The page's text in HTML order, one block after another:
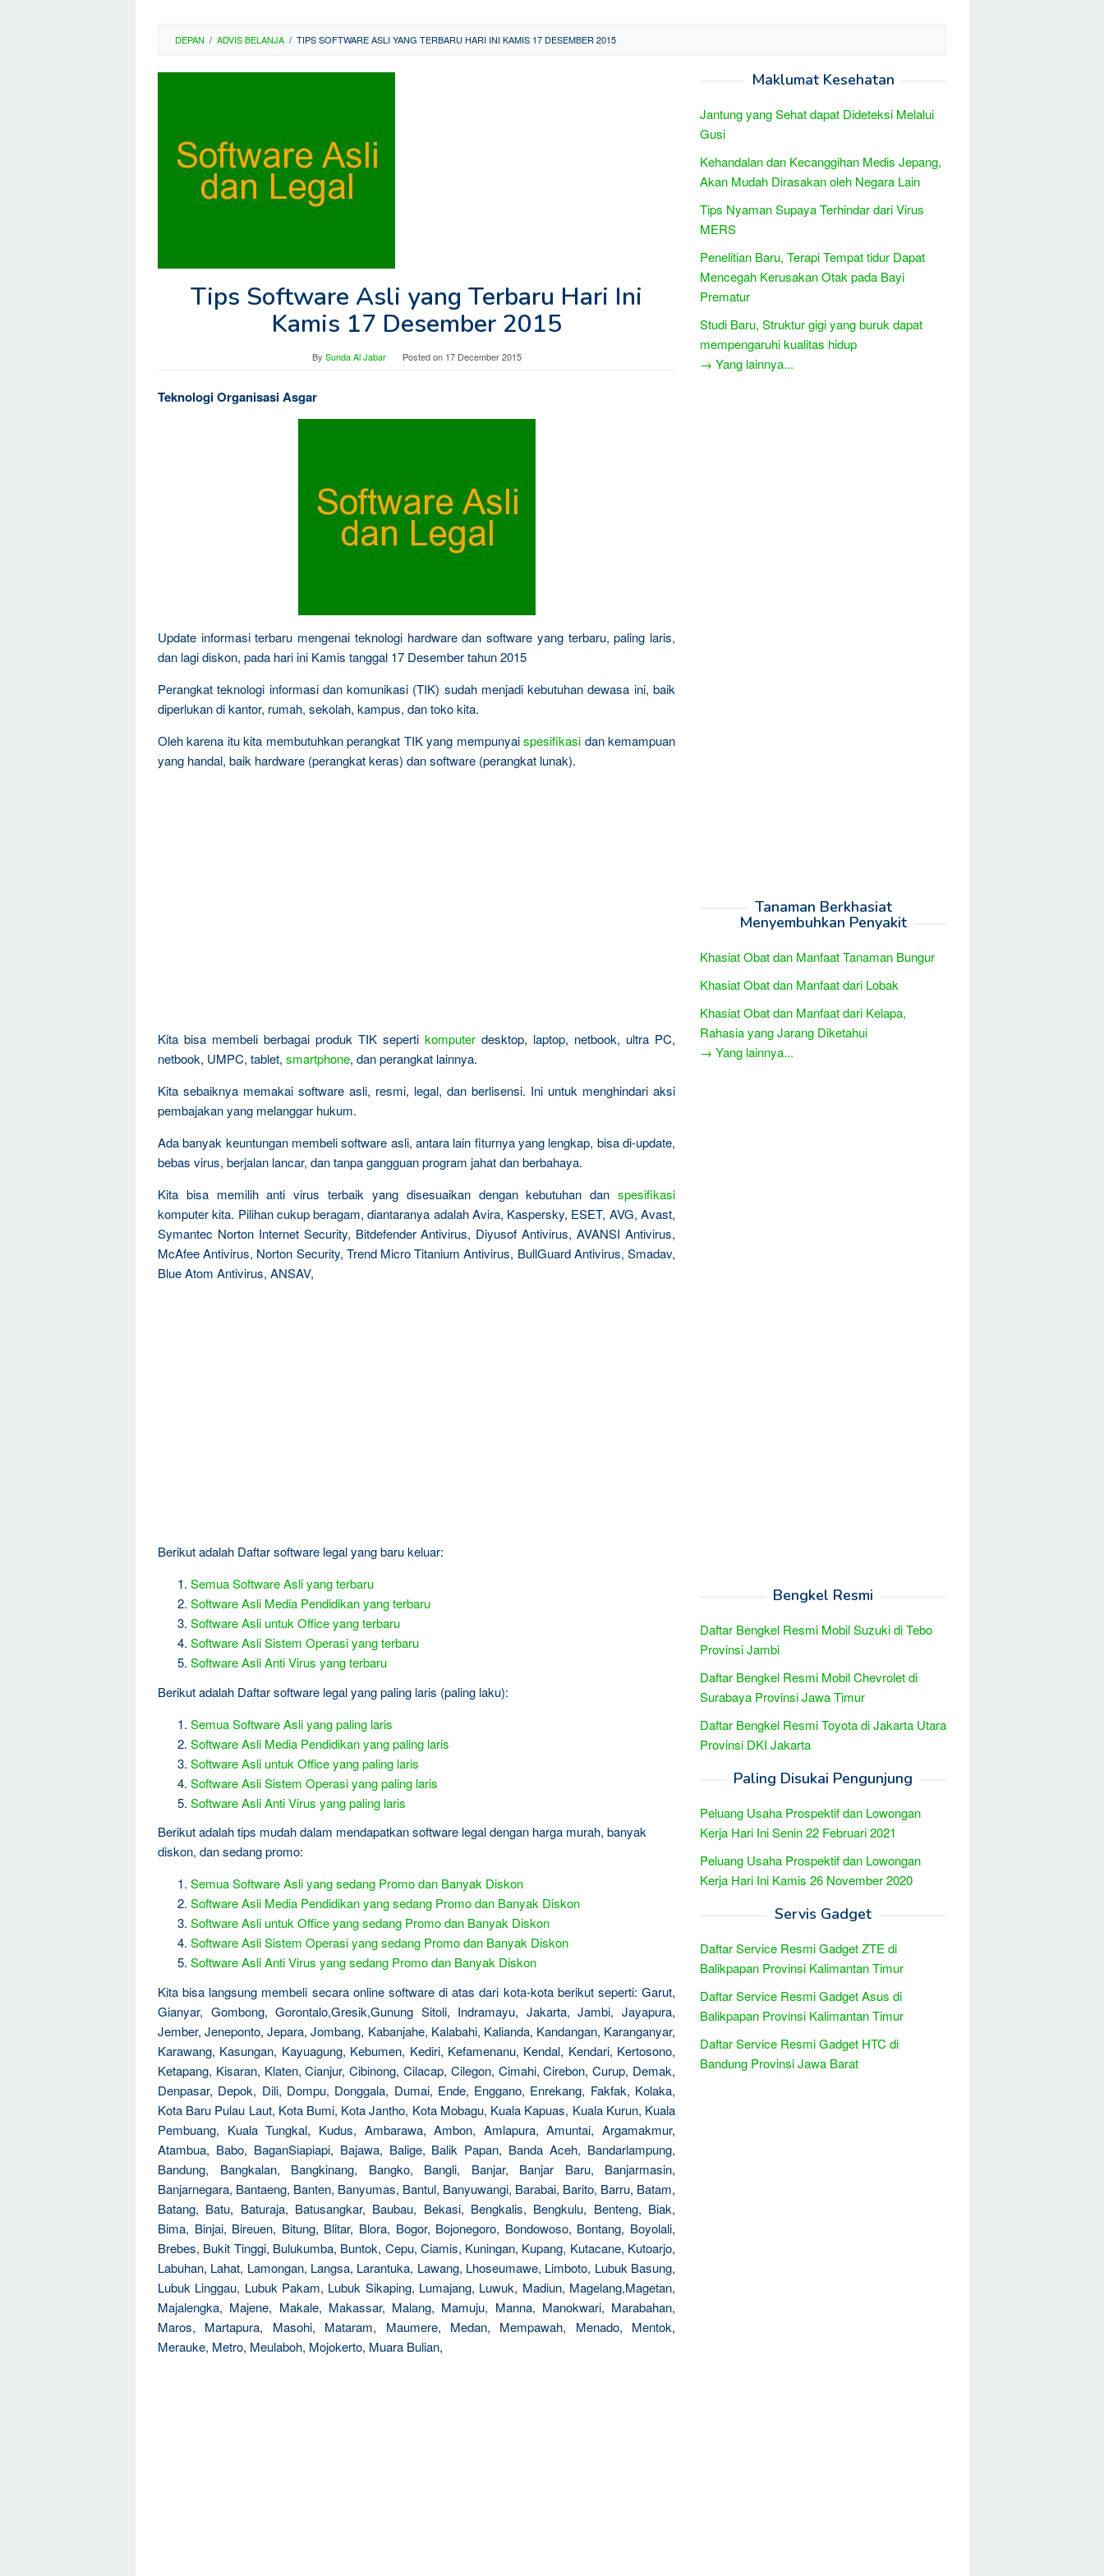
DEPAN / ADVIS BELANJA / TIPS SOFTWARE ASLI YANG TERBARU HARI INI KAMIS 17 DESEMBER 2015
Tips Software Asli yang Terbaru Hari Ini
Kamis 17 Desember 2015
By Sunda Al Jabar Posted on 17 December 2015
Teknologi Organisasi Asgar
Update informasi terbaru mengenai teknologi hardware dan software yang terbaru, paling laris,
dan lagi diskon, pada hari ini Kamis tanggal 17 Desember tahun 2015
Perangkat teknologi informasi dan komunikasi (TIK) sudah menjadi kebutuhan dewasa ini, baik
diperlukan di kantor, rumah, sekolah, kampus, dan toko kita.
Oleh karena itu kita membutuhkan perangkat TIK yang mempunyaispesifikasi dan kemampuan
yang handal, baik hardware (perangkat keras) dan software (perangkat lunak).
Kita bisa membeli berbagai produk TIK seperti komputer desktop, laptop, netbook, ultra PC,
netbook, UMPC, tablet, smartphone, dan perangkat lainnya.
Kita sebaiknya memakai software asli, resmi, legal, dan berlisensi. Ini untuk menghindari aksi
pembajakan yang melanggar hukum.
Ada banyak keuntungan membeli software asli, antara lain fiturnya yang lengkap, bisa di-update,
bebas virus, berjalan lancar, dan tanpa gangguan program jahat dan berbahaya.
Kita bisa memilih anti virus terbaik yang disesuaikan dengan kebutuhan dan spesifikasi
komputer kita. Pilihan cukup beragam, diantaranya adalah Avira, Kaspersky, ESET, AVG, Avast,
Symantec Norton Internet Security, Bitdefender Antivirus, Diyusof Antivirus, AVANSI Antivirus,
McAfee Antivirus, Norton Security, Trend Micro Titanium Antivirus, BullGuard Antivirus, Smadav,
Blue Atom Antivirus, ANSAV,
Berikut adalah Daftar software legal yang baru keluar:
Semua Software Asli yang terbaru
Software Asli Media Pendidikan yang terbaru
Software Asli untuk Office yang terbaru
Software Asli Sistem Operasi yang terbaru
Software Asli Anti Virus yang terbaru
Berikut adalah Daftar software legal yang paling laris (paling laku):
Semua Software Asli yang paling laris
Software Asli Media Pendidikan yang paling laris
Software Asli untuk Office yang paling laris
Software Asli Sistem Operasi yang paling laris
Software Asli Anti Virus yang paling laris
Berikut adalah tips mudah dalam mendapatkan software legal dengan harga murah, banyak
diskon, dan sedang promo:
Semua Software Asli yang sedang Promo dan Banyak Diskon
Software Asli Media Pendidikan yang sedang Promo dan Banyak Diskon
Software Asli untuk Office yang sedang Promo dan Banyak Diskon
Software Asli Sistem Operasi yang sedang Promo dan Banyak Diskon
Software Asli Anti Virus yang sedang Promo dan Banyak Diskon
Kita bisa langsung membeli secara online software di atas dari kota-kota berikut seperti: Garut,
Gianyar, Gombong, Gorontalo,Gresik,Gunung Sitoli, Indramayu, Jakarta, Jambi, Jayapura,
Jember, Jeneponto, Jepara, Jombang, Kabanjahe, Kalabahi, Kalianda, Kandangan, Karanganyar,
Karawang, Kasungan, Kayuagung, Kebumen, Kediri, Kefamenanu, Kendal, Kendari, Kertosono,
Ketapang, Kisaran, Klaten, Cianjur, Cibinong, Cilacap, Cilegon, Cimahi, Cirebon, Curup, Demak,
Denpasar, Depok, Dili, Dompu, Donggala, Dumai, Ende, Enggano, Enrekang, Fakfak, Kolaka,
Kota Baru Pulau Laut, Kota Bumi, Kota Jantho, Kota Mobagu, Kuala Kapuas, Kuala Kurun, Kuala
Pembuang, Kuala Tungkal, Kudus, Ambarawa, Ambon, Amlapura, Amuntai, Argamakmur,
Atambua, Babo, BaganSiapiapi, Bajawa, Balige, Balik Papan, Banda Aceh, Bandarlampung,
Bandung, Bangkalan, Bangkinang, Bangko, Bangli, Banjar, Banjar Baru, Banjarmasin,
Banjarnegara, Bantaeng, Banten, Banyumas, Bantul, Banyuwangi, Barabai, Barito, Barru, Batam,
Batang, Batu, Baturaja, Batusangkar, Baubau, Bekasi, Bengkalis, Bengkulu, Benteng, Biak,
Bima, Binjai, Bireuen, Bitung, Blitar, Blora, Bogor, Bojonegoro, Bondowoso, Bontang, Boyolali,
Brebes, Bukit Tinggi, Bulukumba, Buntok, Cepu, Ciamis, Kuningan, Kupang, Kutacane, Kutoarjo,
Labuhan, Lahat, Lamongan, Langsa, Larantuka, Lawang, Lhoseumawe, Limboto, Lubuk Basung,
Lubuk Linggau, Lubuk Pakam, Lubuk Sikaping, Lumajang, Luwuk, Madiun, Magelang,Magetan,
Majalengka, Majene, Makale, Makassar, Malang, Mamuju, Manna, Manokwari, Marabahan,
Maros, Martapura, Masohi, Mataram, Maumere, Medan, Mempawah, Menado, Mentok,
Merauke, Metro, Meulaboh, Mojokerto, Muara Bulian,
Maklumat Kesehatan
Jantung yang Sehat dapat Dideteksi Melalui
Gusi
Kehandalan dan Kecanggihan Medis Jepang,
Akan Mudah Dirasakan oleh Negara Lain
Tips Nyaman Supaya Terhindar dari Virus
MERS
Penelitian Baru, Terapi Tempat tidur Dapat
Mencegah Kerusakan Otak pada Bayi
Prematur
Studi Baru, Struktur gigi yang buruk dapat
mempengaruhi kualitas hidup
→ Yang lainnya...
Tanaman Berkhasiat
Menyembuhkan Penyakit
Khasiat Obat dan Manfaat Tanaman Bungur
Khasiat Obat dan Manfaat dari Lobak
Khasiat Obat dan Manfaat dari Kelapa,
Rahasia yang Jarang Diketahui
→ Yang lainnya...
Bengkel Resmi
Daftar Bengkel Resmi Mobil Suzuki di Tebo
Provinsi Jambi
Daftar Bengkel Resmi Mobil Chevrolet di
Surabaya Provinsi Jawa Timur
Daftar Bengkel Resmi Toyota di Jakarta Utara
Provinsi DKI Jakarta
Paling Disukai Pengunjung
Peluang Usaha Prospektif dan Lowongan
Kerja Hari Ini Senin 22 Februari 2021
Peluang Usaha Prospektif dan Lowongan
Kerja Hari Ini Kamis 26 November 2020
Servis Gadget
Daftar Service Resmi Gadget ZTE di
Balikpapan Provinsi Kalimantan Timur
Daftar Service Resmi Gadget Asus di
Balikpapan Provinsi Kalimantan Timur
Daftar Service Resmi Gadget HTC di
Bandung Provinsi Jawa Barat